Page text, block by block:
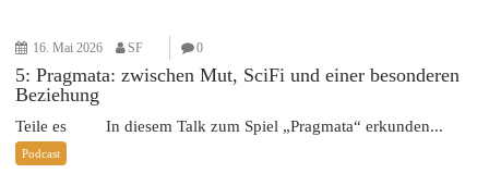
16. Mai 2026 SF 0
5: Pragmata: zwischen Mut, SciFi und einer besonderen
Beziehung
Teile es In diesem Talk zum Spiel „Pragmata“ erkunden...
Podcast